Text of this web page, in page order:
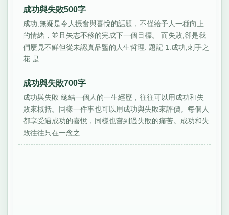
成功與失敗500字
成功,無疑是令人振奮與喜悅的話題，不僅給予人一種向上
的情緒，並且矢志不移的完成下一個目標。 而失敗,卻是我
們屢見不鮮但從未認真品鑒的人生哲理. 題記 1.成功,刺手之
花 是...
成功與失敗700字
成功與失敗 總結一個人的一生經歷，往往可以用成功和失
敗來概括。同樣一件事也可以用成功與失敗來評價。每個人
都享受過成功的喜悅，同樣也嘗到過失敗的痛苦。成功和失
敗往往只在一念之...